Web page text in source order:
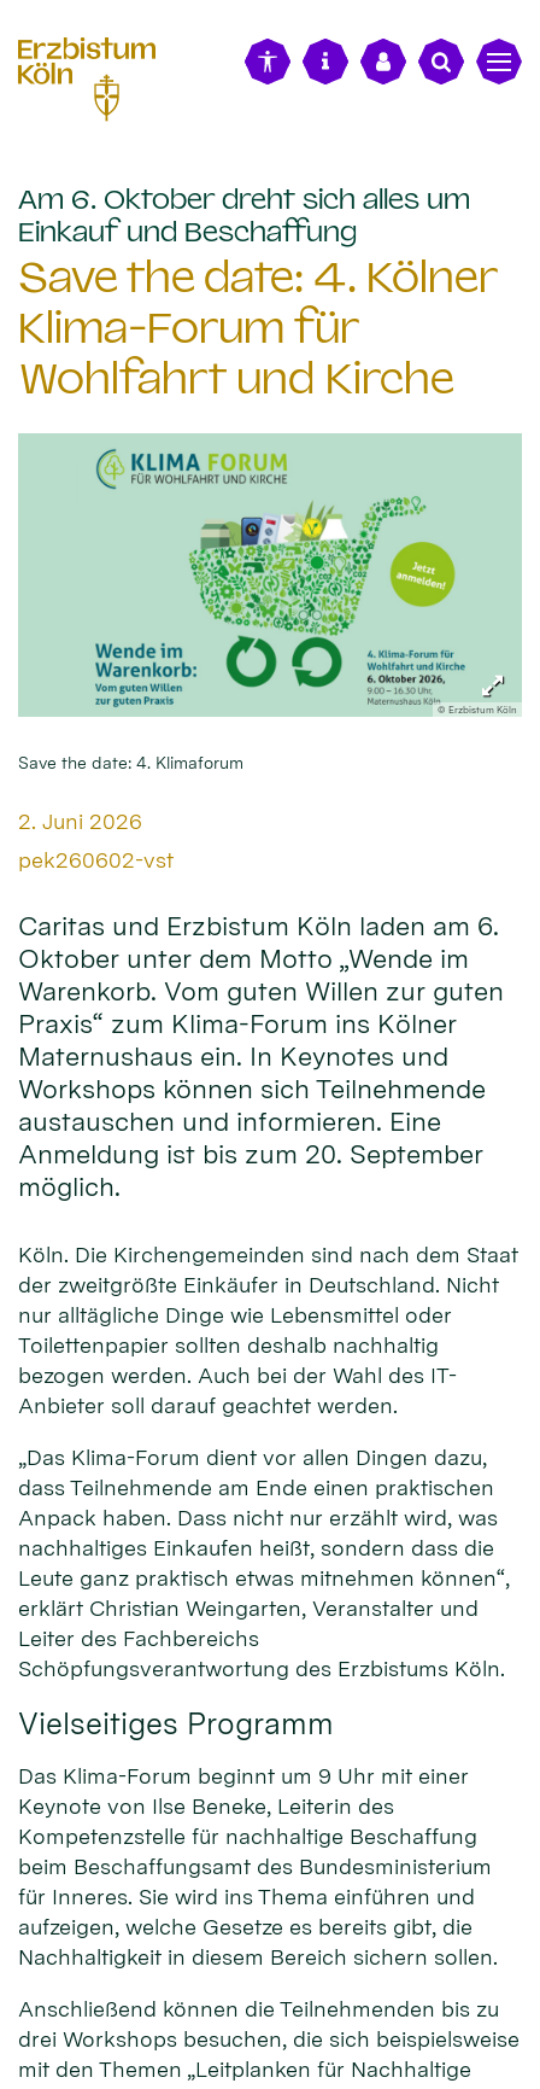
Am 6. Oktober dreht sich alles um
Einkauf und Beschaffung
Save the date: 4. Kölner
Klima-Forum für
Wohlfahrt und Kirche
© Erzbistum Köln
Save the date: 4. Klimaforum
Datum:
2. Juni 2026
Von:
pek260602-vst
Caritas und Erzbistum Köln laden am 6.
Oktober unter dem Motto „Wende im
Warenkorb. Vom guten Willen zur guten
Praxis“ zum Klima-Forum ins Kölner
Maternushaus ein. In Keynotes und
Workshops können sich Teilnehmende
austauschen und informieren. Eine
Anmeldung ist bis zum 20. September
möglich.
Köln. Die Kirchengemeinden sind nach dem Staat
der zweitgrößte Einkäufer in Deutschland. Nicht
nur alltägliche Dinge wie Lebensmittel oder
Toilettenpapier sollten deshalb nachhaltig
bezogen werden. Auch bei der Wahl des IT-
Anbieter soll darauf geachtet werden.
„Das Klima-Forum dient vor allen Dingen dazu,
dass Teilnehmende am Ende einen praktischen
Anpack haben. Dass nicht nur erzählt wird, was
nachhaltiges Einkaufen heißt, sondern dass die
Leute ganz praktisch etwas mitnehmen können“,
erklärt Christian Weingarten, Veranstalter und
Leiter des Fachbereichs
Schöpfungsverantwortung des Erzbistums Köln.
Vielseitiges Programm
Das Klima-Forum beginnt um 9 Uhr mit einer
Keynote von Ilse Beneke, Leiterin des
Kompetenzstelle für nachhaltige Beschaffung
beim Beschaffungsamt des Bundesministerium
für Inneres. Sie wird ins Thema einführen und
aufzeigen, welche Gesetze es bereits gibt, die
Nachhaltigkeit in diesem Bereich sichern sollen.
Anschließend können die Teilnehmenden bis zu
drei Workshops besuchen, die sich beispielsweise
mit den Themen „Leitplanken für Nachhaltige